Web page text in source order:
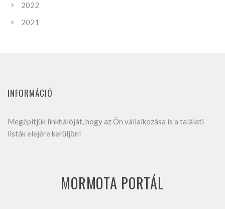
2022
2021
INFORMÁCIÓ
Megépítjük linkhálóját, hogy az Ön vállalkozása is a találati
listák elejére kerüljön!
MORMOTA PORTÁL